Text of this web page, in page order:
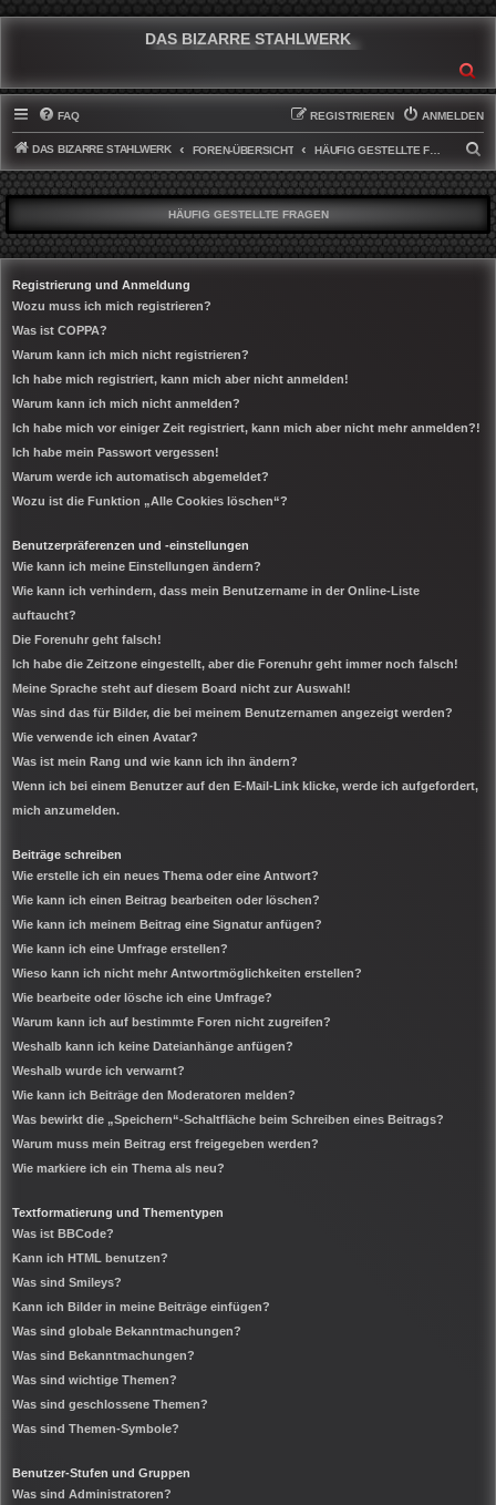
DAS BIZARRE STAHLWERK
FAQ ANMELDEN
REGISTRIEREN
DAS BIZARRE STAHLWERK FOREN-ÜBERSICHT HÄUFIG GESTELLTE FRAGEN
U
C
H
E
HÄUFIG GESTELLTE FRAGEN
Registrierung und Anmeldung
Wozu muss ich mich registrieren?
Was ist COPPA?
Warum kann ich mich nicht registrieren?
Ich habe mich registriert, kann mich aber nicht anmelden!
Warum kann ich mich nicht anmelden?
Ich habe mich vor einiger Zeit registriert, kann mich aber nicht mehr anmelden?!
Ich habe mein Passwort vergessen!
Warum werde ich automatisch abgemeldet?
Wozu ist die Funktion „Alle Cookies löschen“?
Benutzerpräferenzen und -einstellungen
Wie kann ich meine Einstellungen ändern?
Wie kann ich verhindern, dass mein Benutzername in der Online-Liste
auftaucht?
Die Forenuhr geht falsch!
Ich habe die Zeitzone eingestellt, aber die Forenuhr geht immer noch falsch!
Meine Sprache steht auf diesem Board nicht zur Auswahl!
Was sind das für Bilder, die bei meinem Benutzernamen angezeigt werden?
Wie verwende ich einen Avatar?
Was ist mein Rang und wie kann ich ihn ändern?
Wenn ich bei einem Benutzer auf den E-Mail-Link klicke, werde ich aufgefordert,
mich anzumelden.
Beiträge schreiben
Wie erstelle ich ein neues Thema oder eine Antwort?
Wie kann ich einen Beitrag bearbeiten oder löschen?
Wie kann ich meinem Beitrag eine Signatur anfügen?
Wie kann ich eine Umfrage erstellen?
Wieso kann ich nicht mehr Antwortmöglichkeiten erstellen?
Wie bearbeite oder lösche ich eine Umfrage?
Warum kann ich auf bestimmte Foren nicht zugreifen?
Weshalb kann ich keine Dateianhänge anfügen?
Weshalb wurde ich verwarnt?
Wie kann ich Beiträge den Moderatoren melden?
Was bewirkt die „Speichern“-Schaltfläche beim Schreiben eines Beitrags?
Warum muss mein Beitrag erst freigegeben werden?
Wie markiere ich ein Thema als neu?
Textformatierung und Thementypen
Was ist BBCode?
Kann ich HTML benutzen?
Was sind Smileys?
Kann ich Bilder in meine Beiträge einfügen?
Was sind globale Bekanntmachungen?
Was sind Bekanntmachungen?
Was sind wichtige Themen?
Was sind geschlossene Themen?
Was sind Themen-Symbole?
Benutzer-Stufen und Gruppen
Was sind Administratoren?